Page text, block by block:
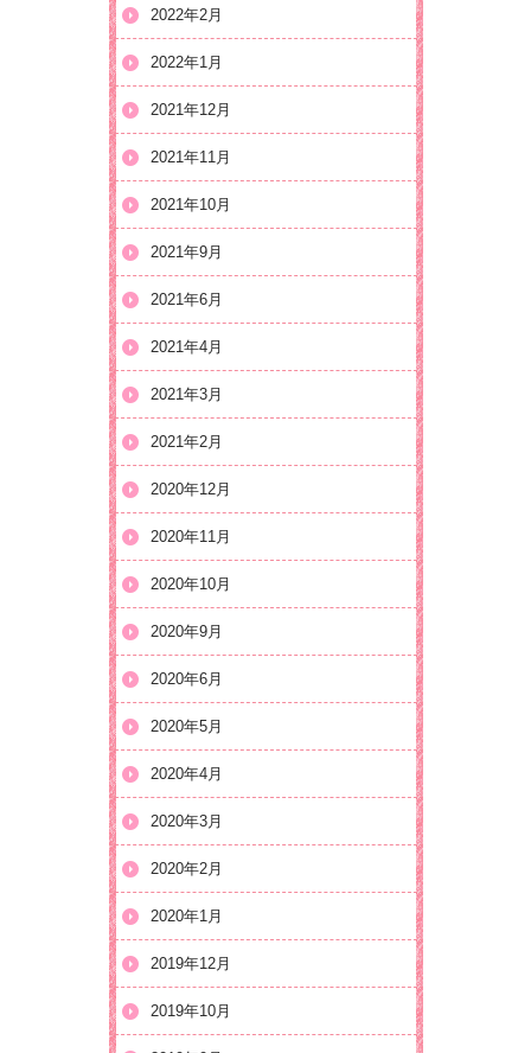
2022年2月
2022年1月
2021年12月
2021年11月
2021年10月
2021年9月
2021年6月
2021年4月
2021年3月
2021年2月
2020年12月
2020年11月
2020年10月
2020年9月
2020年6月
2020年5月
2020年4月
2020年3月
2020年2月
2020年1月
2019年12月
2019年10月